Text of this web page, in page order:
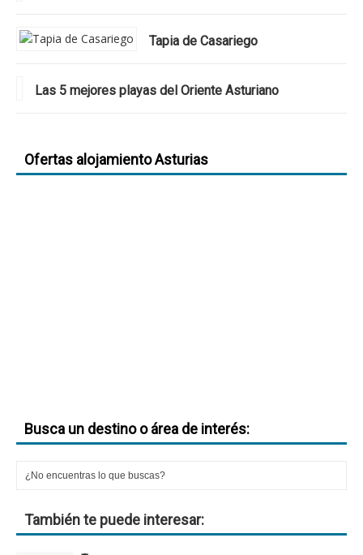
Tapia de Casariego
Las 5 mejores playas del Oriente Asturiano
Ofertas alojamiento Asturias
Busca un destino o área de interés:
También te puede interesar: